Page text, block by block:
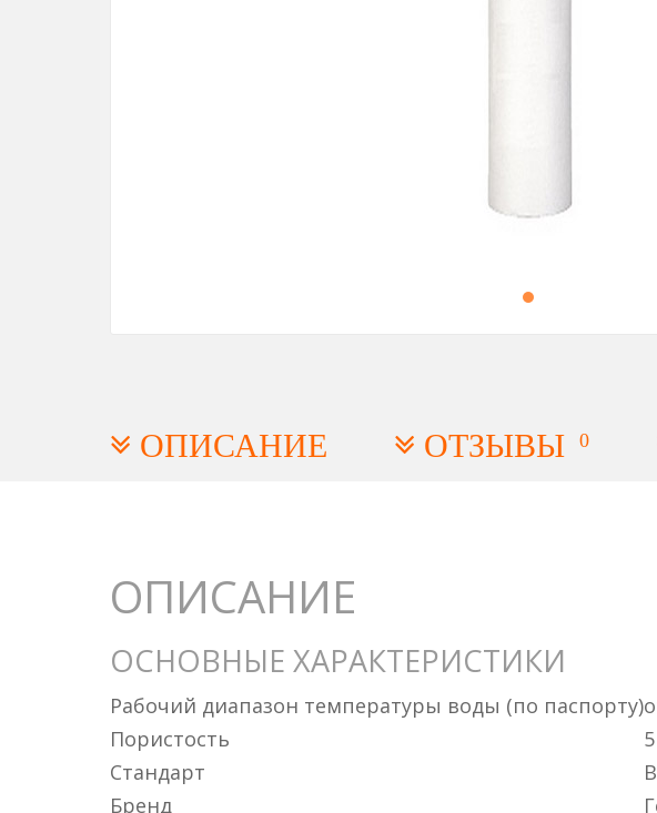
ОПИСАНИЕ ОТЗЫВЫ 0
ОПИСАНИЕ
ОСНОВНЫЕ ХАРАКТЕРИСТИКИ
Рабочий диапазон температуры воды (по паспорту)
Пористость
Стандарт
Бренд